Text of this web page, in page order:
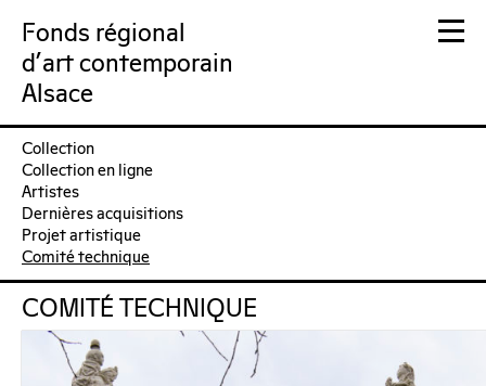
Fonds régional
d'art contemporain
Alsace
FRAC Alsace
Collection
Collection en ligne
Artistes
Dernières acquisitions
Projet artistique
Comité technique
COMITÉ TECHNIQUE